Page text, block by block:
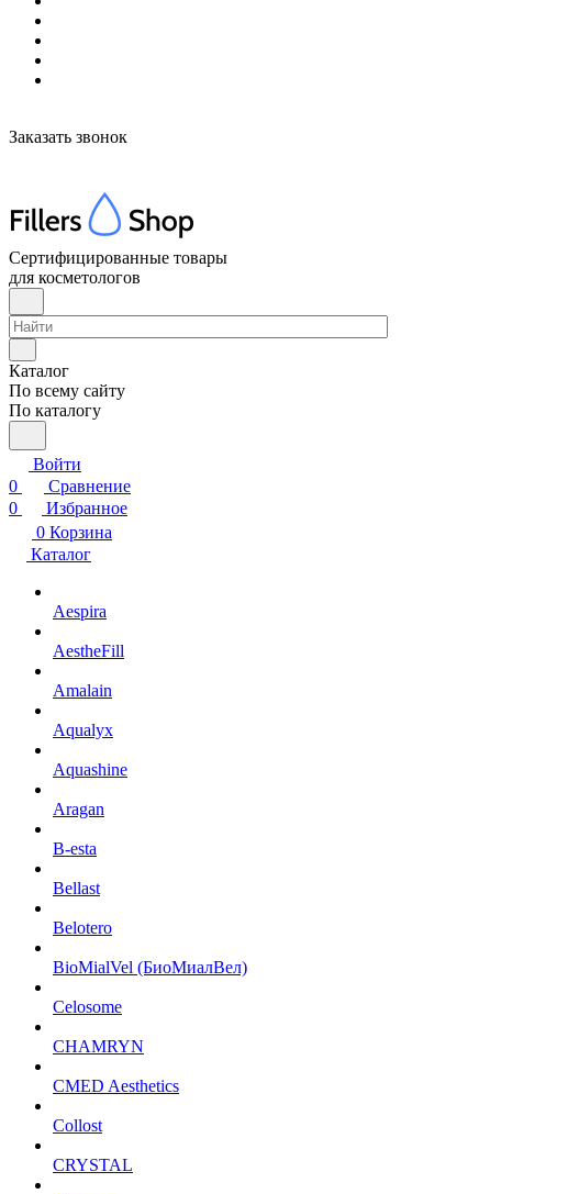
Заказать звонок
Сертифицированные товары
для косметологов
Каталог
По всему сайту
По каталогу
Войти
0
Сравнение
0
Избранное
0 Корзина
Каталог
Aespira
AestheFill
Amalain
Aqualyx
Aquashine
Aragan
B-esta
Bellast
Belotero
BioMialVel (БиоМиалВел)
Celosome
CHAMRYN
CMED Aesthetics
Collost
CRYSTAL